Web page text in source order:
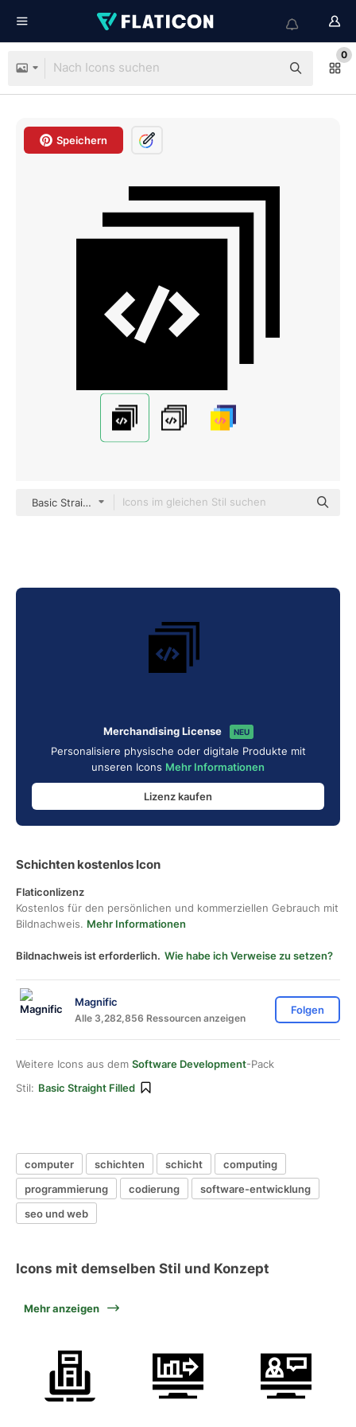
0
Speichern
Basic Straight Filled
Merchandising License NEU
Personalisiere physische oder digitale Produkte mit
unseren Icons Mehr Informationen
Lizenz kaufen
Schichten kostenlos Icon
Flaticonlizenz
Kostenlos für den persönlichen und kommerziellen Gebrauch mit
Bildnachweis. Mehr Informationen
Bildnachweis ist erforderlich. Wie habe ich Verweise zu setzen?
Magnific
Alle 3,282,856 Ressourcen anzeigen
Folgen
Weitere Icons aus dem Software Development-Pack
Stil: Basic Straight Filled
computer schichten schicht
computing
programmierung
codierung
software-entwicklung
seo und web
Icons mit demselben Stil und Konzept
Mehr anzeigen